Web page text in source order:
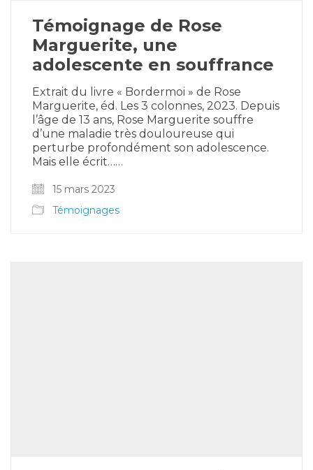
Témoignage de Rose
Marguerite, une
adolescente en souffrance
Extrait du livre « Bordermoi » de Rose
Marguerite, éd. Les 3 colonnes, 2023. Depuis
l’âge de 13 ans, Rose Marguerite souffre
d’une maladie très douloureuse qui
perturbe profondément son adolescence.
Mais elle écrit……
15 mars 2023
Témoignages